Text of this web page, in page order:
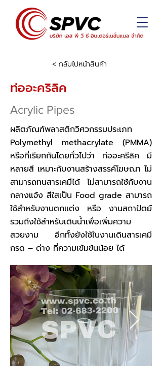
< กลับไปหน้าสินค้า
ท่ออะคริลิค
Acrylic Pipes
ผลิตภัณฑ์พลาสติกวิศวกรรมประเภท
Polymethyl methacrylate (PMMA)
หรือที่เรียกกันโดยทั่วไปว่า ท่ออะครีลิค มี
หลายสี เหมาะกับงานสร้างสรรค์โฆษณา ไม่
สามารถทนสารเคมีได้ ไม่สามารถใช้กับงาน
กลางแจ้ง สีใสเป็น Food grade สามารถ
ใช้สำหรับงานตกแต่ง หรือ งานสถาปัตย์
รวมถึงใช้สำหรับเดินน้ำเพื่อเพิ่มความ
สวยงาม อีกทั้งยังใช้ในงานเดินสารเคมี
กรด – ด่าง ที่ความเข้มข้นน้อย ได้